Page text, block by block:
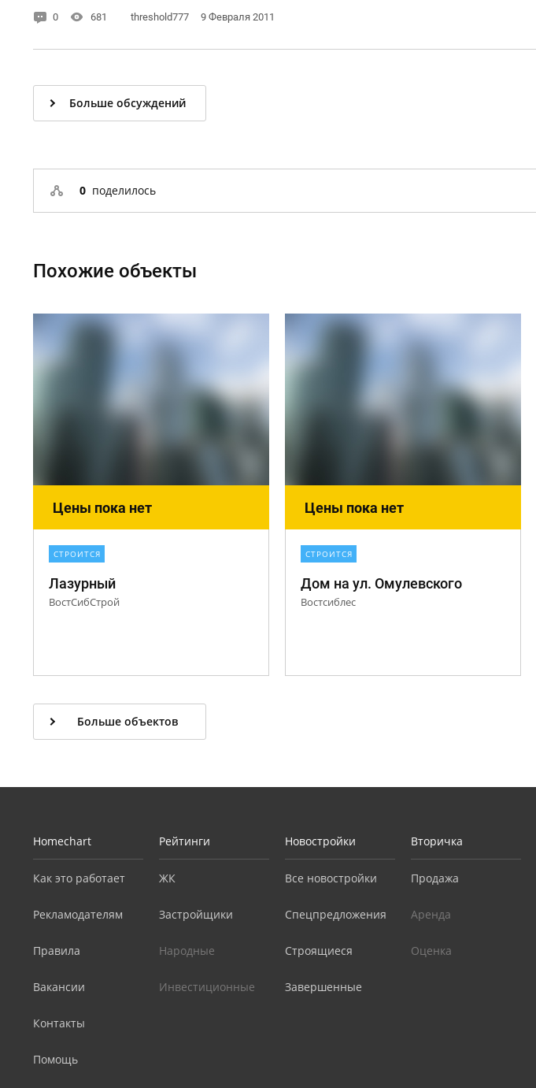
0 681 threshold777 9 Февраля 2011
Больше обсуждений
0 поделилось
Похожие объекты
Цены пока нет
СТРОИТСЯ
Лазурный
ВостСибСтрой
Цены пока нет
СТРОИТСЯ
Дом на ул. Омулевского
Востсиблес
Больше объектов
Homechart
Как это работает
Рекламодателям
Правила
Вакансии
Контакты
Помощь
Рейтинги
ЖК
Застройщики
Народные
Инвестиционные
Новостройки
Все новостройки
Спецпредложения
Строящиеся
Завершенные
Вторичка
Продажа
Аренда
Оценка